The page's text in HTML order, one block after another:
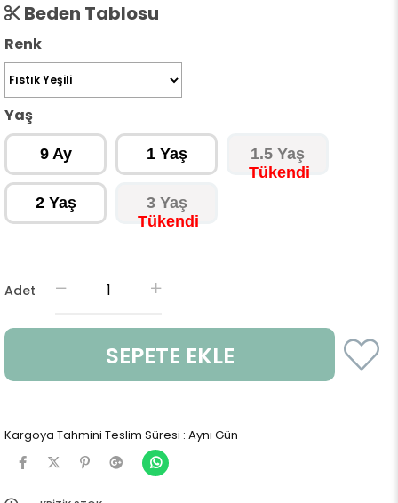
Beden Tablosu
Renk
Yaş
9 Ay 1 Yaş 1.5 Yaş
2 Yaş 3 Yaş
Adet
Kargoya Tahmini Teslim Süresi : Aynı Gün